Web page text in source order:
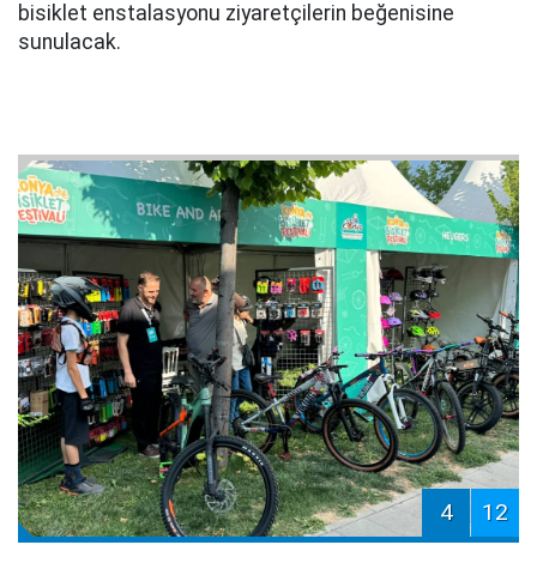
bisiklet enstalasyonu ziyaretçilerin beğenisine
sunulacak.
4 12